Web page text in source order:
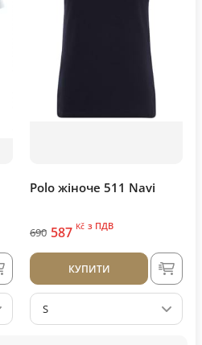
Polo жіноче 511 Navi
690 587 Kč з ПДВ
КУПИТИ
S